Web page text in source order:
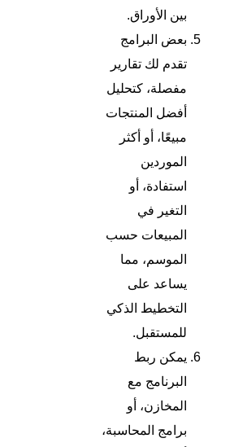
بين الأوراق.
بعض البرامج
تقدم لك تقارير
مفصلة، كتحليل
أفضل المنتجات
مبيعًا، أو أكثر
الموردين
استفادة، أو
التغير في
المبيعات حسب
الموسم، مما
يساعد على
التخطيط الذكي
للمستقبل.
يمكن ربط
البرنامج مع
المخازن، أو
برامج المحاسبة،